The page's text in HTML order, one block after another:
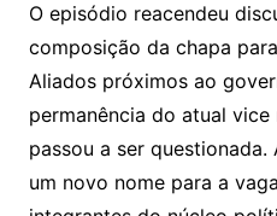
O episódio reacendeu
composição da chapa
Aliados próximos ao
permanência do atual
passou a ser
um novo nome para a